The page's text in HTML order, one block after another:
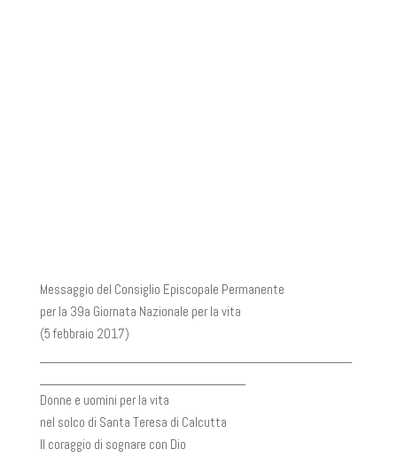
Messaggio del Consiglio Episcopale Permanente
per la 39a Giornata Nazionale per la vita
(5 febbraio 2017)
Donne e uomini per la vita
nel solco di Santa Teresa di Calcutta
Il coraggio di sognare con Dio